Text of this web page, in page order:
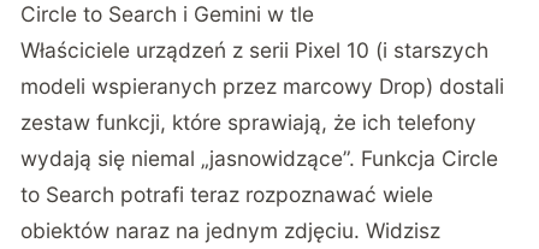
Circle to Search i Gemini w tle
Właściciele urządzeń z serii Pixel 10 (i starszych
modeliwspieranych przez marcowy Drop) dostali
zestaw funkcji, które sprawiają, że ich telefony
wydają się niemal „jasnowidzące”. Funkcja Circle
to Search potrafi teraz rozpoznawać wiele
obiektów naraz na jednym zdjęciu. Widzisz